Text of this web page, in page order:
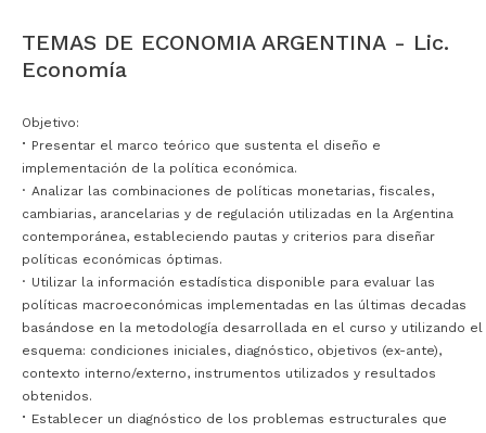
TEMAS DE ECONOMIA ARGENTINA - Lic.
Economía
Objetivo:
· Presentar el marco teórico que sustenta el diseño e
implementación de la política económica.
· Analizar las combinaciones de políticas monetarias, fiscales,
cambiarias, arancelarias y de regulación utilizadas en la Argentina
contemporánea, estableciendo pautas y criterios para diseñar
políticas económicas óptimas.
· Utilizar la información estadística disponible para evaluar las
políticas macroeconómicas implementadas en las últimas decadas
basándose en la metodología desarrollada en el curso y utilizando el
esquema: condiciones iniciales, diagnóstico, objetivos (ex-ante),
contexto interno/externo, instrumentos utilizados y resultados
obtenidos.
· Establecer un diagnóstico de los problemas estructurales que